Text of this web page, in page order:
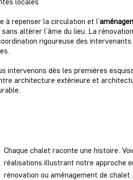
à repenser la circulation et l’
altérer l’âme du lieu. La
rigoureuse des
intervenons dès les premières
architecture extérieure et
Chaque chalet raconte une histoire.
réalisations illustrant notre approche
rénovation ou aménagement de